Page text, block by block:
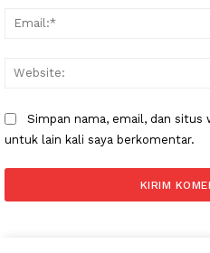
Simpan nama, email, dan situs
untuk lain kali saya berkomentar.